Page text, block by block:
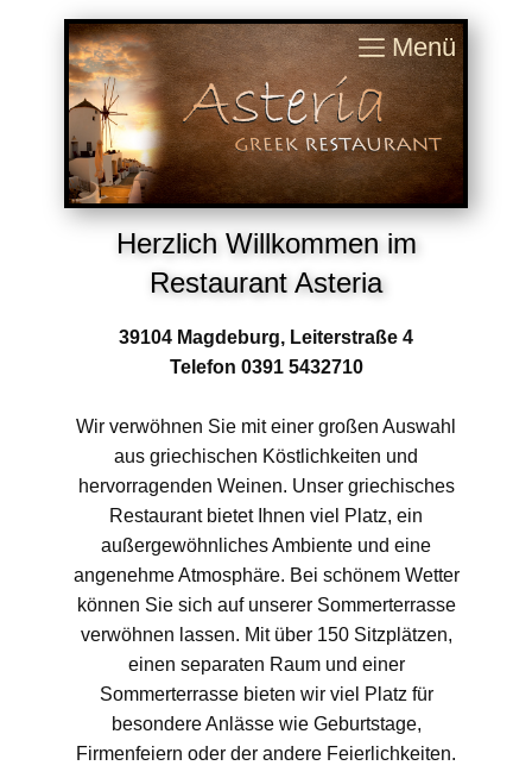
Menü
Herzlich Willkommen im
Restaurant Asteria
39104 Magdeburg, Leiterstraße 4
Telefon 0391 5432710
Wir verwöhnen Sie mit einer großen Auswahl
aus griechischen Köstlichkeiten und
hervorragenden Weinen. Unser griechisches
Restaurant bietet Ihnen viel Platz, ein
außergewöhnliches Ambiente und eine
angenehme Atmosphäre. Bei schönem Wetter
können Sie sich auf unserer Sommerterrasse
verwöhnen lassen. Mit über 150 Sitzplätzen,
einen separaten Raum und einer
Sommerterrasse bieten wir viel Platz für
besondere Anlässe wie Geburtstage,
Firmenfeiern oder der andere Feierlichkeiten.